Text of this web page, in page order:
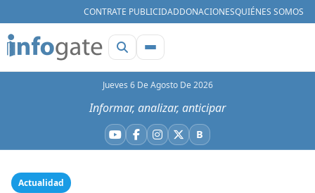
CONTRATE PUBLICIDADDONACIONESQUIÉNES SOMOS
Jueves 6 De Agosto De 2026
Informar, analizar, anticipar
YouTube
Facebook
Instagram
X BBluesky
Actualidad